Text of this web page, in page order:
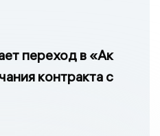
переход в «Ак
контракта с